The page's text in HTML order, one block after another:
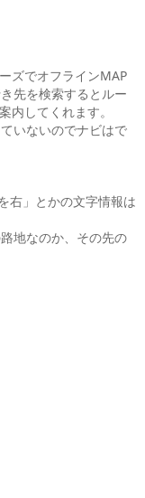
ズでオフラインMAP
先を検索するとルー
内してくれます。
いないのでナビはで
右」とかの文字情報は
地なのか、その先の